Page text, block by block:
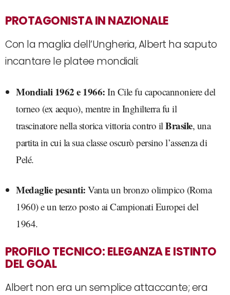
PROTAGONISTA IN NAZIONALE
Con la maglia dell’Ungheria, Albert ha saputo
incantare le platee mondiali:
Mondiali 1962 e 1966: In Cile fu capocannoniere del
torneo (ex aequo), mentre in Inghilterra fu il
trascinatore nella storica vittoria contro il Brasile, una
partita in cui la sua classe oscurò persino l’assenza di
Pelé.
Medaglie pesanti: Vanta un bronzo olimpico (Roma
1960) e un terzo posto ai Campionati Europei del
1964.
PROFILO TECNICO: ELEGANZA E ISTINTO
DEL GOAL
Albert non era un semplice attaccante; era